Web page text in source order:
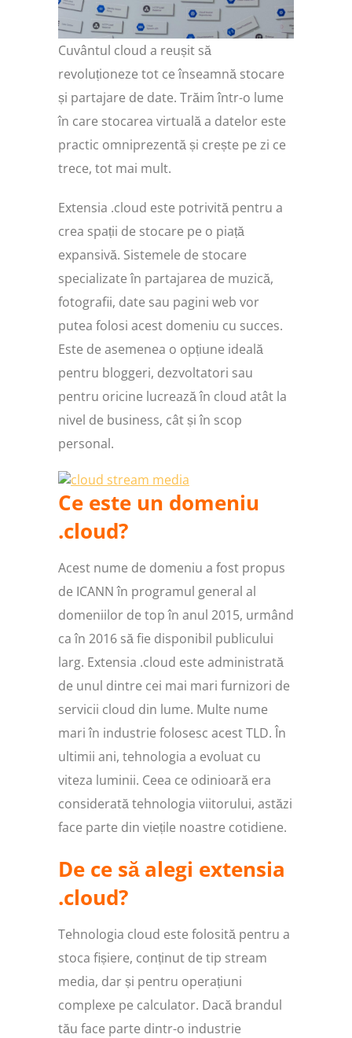
Cuvântul cloud a reușit să
revoluționeze tot ce înseamnă stocare
și partajare de date. Trăim într-o lume
în care stocarea virtuală a datelor este
practic omniprezentă și crește pe zi ce
trece, tot mai mult.
Extensia .cloud este potrivită pentru a
crea spații de stocare pe o piață
expansivă. Sistemele de stocare
specializate în partajarea de muzică,
fotografii, date sau pagini web vor
putea folosi acest domeniu cu succes.
Este de asemenea o opțiune ideală
pentru bloggeri, dezvoltatori sau
pentru oricine lucrează în cloud atât la
nivel de business, cât și în scop
personal.
Ce este un domeniu
.cloud?
Acest nume de domeniu a fost propus
de ICANN în programul general al
domeniilor de top în anul 2015, urmând
ca în 2016 să fie disponibil publicului
larg. Extensia .cloud este administrată
de unul dintre cei mai mari furnizori de
servicii cloud din lume. Multe nume
mari în industrie folosesc acest TLD. În
ultimii ani, tehnologia a evoluat cu
viteza luminii. Ceea ce odinioară era
considerată tehnologia viitorului, astăzi
face parte din viețile noastre cotidiene.
De ce să alegi extensia
.cloud?
Tehnologia cloud este folosită pentru a
stoca fișiere, conținut de tip stream
media, dar și pentru operațiuni
complexe pe calculator. Dacă brandul
tău face parte dintr-o industrie